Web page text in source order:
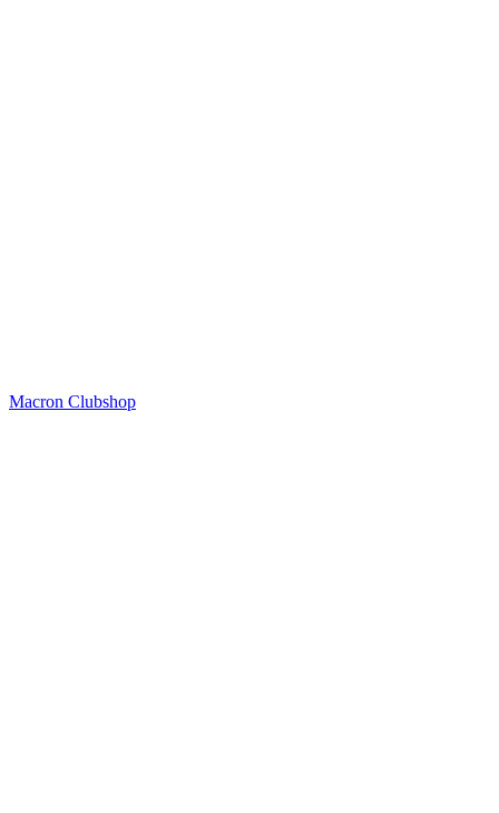
Macron Clubshop